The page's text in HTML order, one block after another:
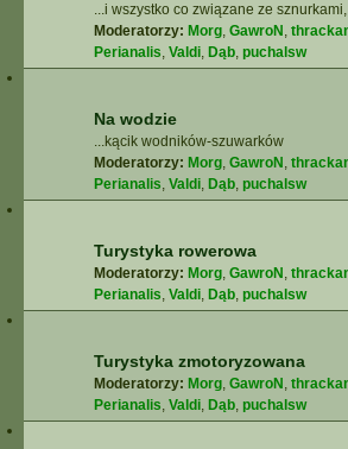
...i wszystko co związane ze
Moderatorzy: Morg, GawroN ,
Perianalis, Valdi, Dąb, puchalsw
Na wodzie
...kącik wodników-szuwarków
Moderatorzy: Morg, GawroN ,
Perianalis, Valdi, Dąb, puchalsw
Turystyka rowerowa
Moderatorzy: Morg, GawroN ,
Perianalis, Valdi, Dąb, puchalsw
Turystyka zmotoryzowana
Moderatorzy: Morg, GawroN ,
Perianalis, Valdi, Dąb, puchalsw